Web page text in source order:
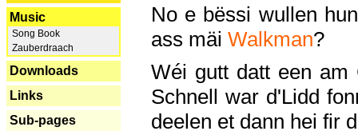
Music
Song Book
Zauberdraach
Downloads
Links
Sub-pages
No e bëssi wullen
ass mäi Walkman?
Wéi gutt datt een am
Schnell war d'Lidd
deelen et dann hei fir